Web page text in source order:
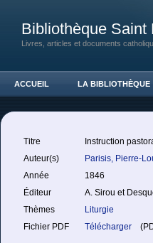
Bibliothèque Saint
Livres, articles et documents
ACCUEIL LA BIBLIOTHÈQUE
Titre
Instruction
Auteur(s)
Parisis, Pierre-
Année
1846
Éditeur
A. Sirou et
Thèmes
Liturgie
Fichier PDF
Télécharger